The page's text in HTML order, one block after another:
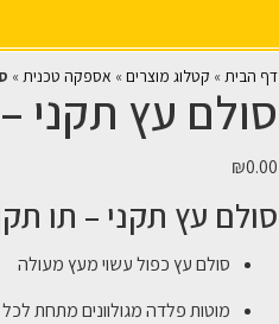
דף הבית» קטלוג מוצרים» אספקה טכנית»
סולם עץ תקני
₪0.00
סולם עץ תקני – תו
סולם עץ כפול עשוי מעץ מעולה
מוטות פלדה מגולוונים מתחת